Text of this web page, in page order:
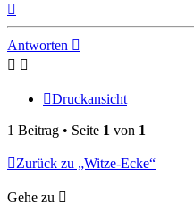
Antworten
Druckansicht
1 Beitrag • Seite 1 von 1
Zurück zu „Witze-Ecke“
Gehe zu